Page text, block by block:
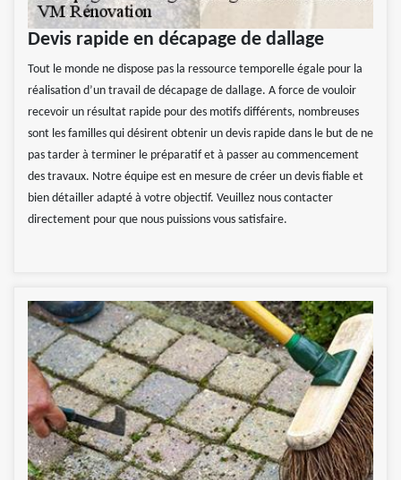
Devis rapide en décapage de dallage
Tout le monde ne dispose pas la ressource temporelle égale pour la
réalisation d’un travail de décapage de dallage. A force de vouloir
recevoir un résultat rapide pour des motifs différents, nombreuses
sont les familles qui désirent obtenir un devis rapide dans le but de ne
pas tarder à terminer le préparatif et à passer au commencement
des travaux. Notre équipe est en mesure de créer un devis fiable et
bien détailler adapté à votre objectif. Veuillez nous contacter
directement pour que nous puissions vous satisfaire.